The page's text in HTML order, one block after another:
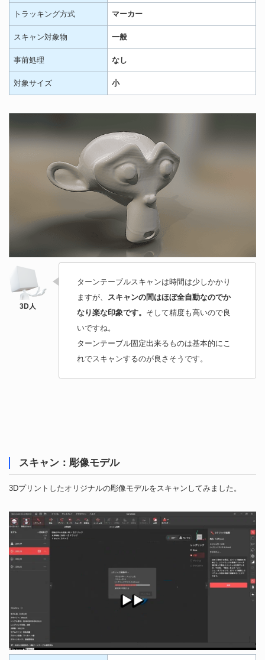
トラッキング方式 マーカー
スキャン対象物 一般
事前処理 なし
対象サイズ 小
ターンテーブルスキャンは時間は少しかかり
ますが、
スキャンの間はほぼ全自動なのでか
なり楽な印象です。 そして精度も高いので良
いですね。
ターンテーブル固定出来るものは基本的にこ
れでスキャンするのが良さそうです。
スキャン：彫像モデル
3Dプリントしたオリジナルの彫像モデルをスキャンしてみました。